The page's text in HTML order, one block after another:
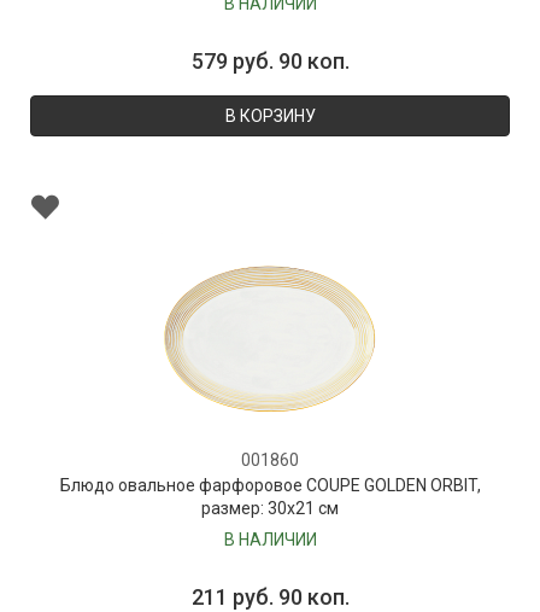
В НАЛИЧИИ
579 руб. 90 коп.
В КОРЗИНУ
001860
Блюдо овальное фарфоровое COUPE GOLDEN ORBIT,
размер: 30х21 см
В НАЛИЧИИ
211 руб. 90 коп.